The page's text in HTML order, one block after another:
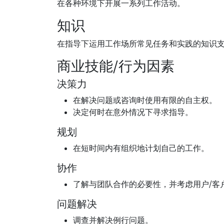
在各种环境下开展一系列工作活动。
知识
在指导下运用工作场所常见任务和实践的知识支
商业技能/行为因素
决策力
在解决问题或咨询时使用有限的自主权。
决定何时在意外情况下寻求指导。
规划
在短时间内有组织地计划自己的工作。
协作
了解与团队合作的必要性，并考虑用户/客
问题解决
调查并解决例行问题。